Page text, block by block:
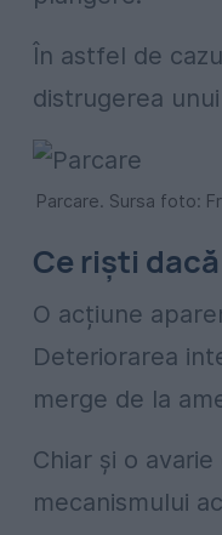
În astfel de
distrugerea
Parcare. Sursa foto:
Ce riști
O acțiune
Deteriorarea
merge de la
Chiar și o
mecanismului